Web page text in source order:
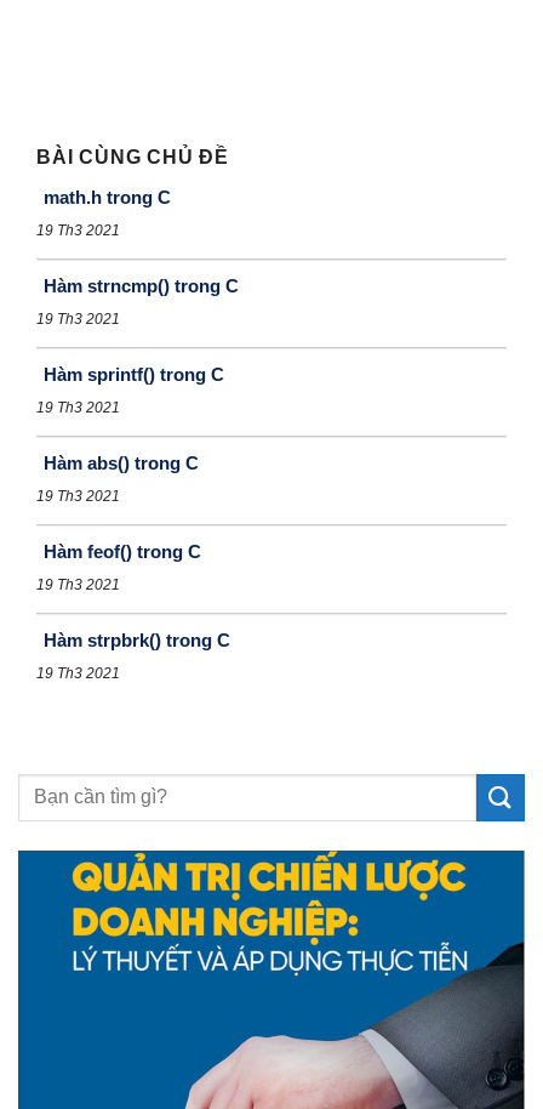
BÀI CÙNG CHỦ ĐỀ
math.h trong C
19 Th3 2021
Hàm strncmp() trong C
19 Th3 2021
Hàm sprintf() trong C
19 Th3 2021
Hàm abs() trong C
19 Th3 2021
Hàm feof() trong C
19 Th3 2021
Hàm strpbrk() trong C
19 Th3 2021